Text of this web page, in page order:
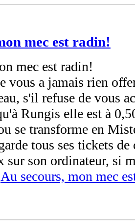
mec est radin!
mec est radin!
vous a jamais rien
s'il refuse de vous
Rungis elle est à
se transforme en
tous ses tickets de
sur son ordinateur, si
Au secours, mon mec